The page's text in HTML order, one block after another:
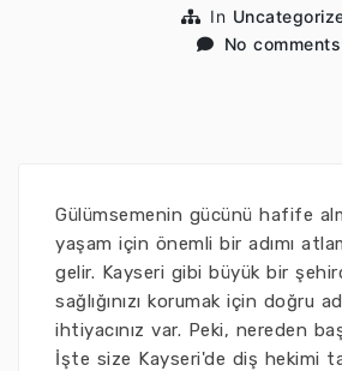
In
No comments
Gülümsemenin gücünü hafife
yaşam için önemli bir adımı
gelir. Kayseri gibi büyük bir
sağlığınızı korumak için doğru
ihtiyacınız var. Peki, nereden
İşte size Kayseri'de diş hekimi